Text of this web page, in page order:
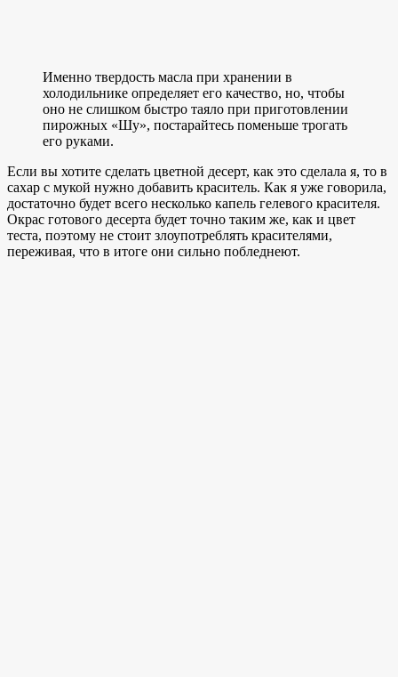
Именно твердость масла при хранении в
холодильнике определяет его качество, но, чтобы
оно не слишком быстро таяло при приготовлении
пирожных «Шу», постарайтесь поменьше трогать
его руками.
Если вы хотите сделать цветной десерт, как это сделала я, то в
сахар с мукой нужно добавить краситель. Как я уже говорила,
достаточно будет всего несколько капель гелевого красителя.
Окрас готового десерта будет точно таким же, как и цвет
теста, поэтому не стоит злоупотреблять красителями,
переживая, что в итоге они сильно побледнеют.